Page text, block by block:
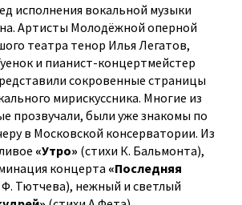
исполнения вокальной музыки
Артисты Молодёжной оперной
театра тенор Илья Легатов,
и пианист-концертмейстер
сокровенные страницы
мирискуссника. Многие из
прозвучали, были уже знакомы по
в Московской консерватории. Из
«Утро» (стихи К. Бальмонта),
концерта «Последняя
Ф. Тютчева), нежный и светлый